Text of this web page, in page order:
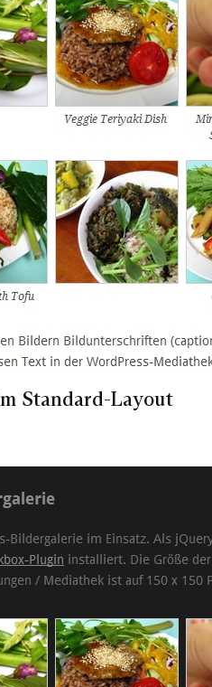
Standard-Layout